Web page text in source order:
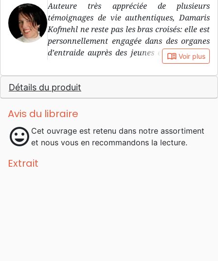
Auteure très appréciée de plusieurs
témoignages de vie authentiques, Damaris
Kofmehl ne reste pas les bras croisés: elle est
personnellement engagée dans des organes
d’entraide auprès des jeunes et enfants des
book_open Voir plus
Détails du produit
Avis du libraire
mood Cet ouvrage est retenu dans notre assortiment
et nous vous en recommandons la lecture.
Extrait